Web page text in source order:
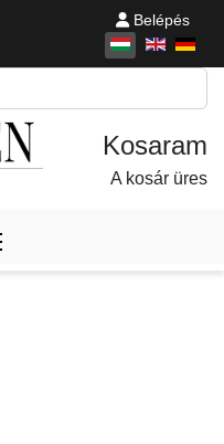
Belépés
A kosár üres